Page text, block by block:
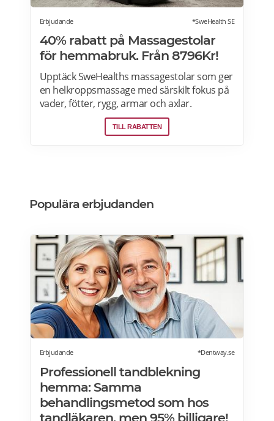
Erbjudande *SweHealth SE
40% rabatt på Massagestolar
för hemmabruk. Från 8796Kr!
Upptäck SweHealths massagestolar som ger
en helkroppsmassage med särskilt fokus på
vader, fötter, rygg, armar och axlar.
Fördelarna med att använda en massagestol
inkluderar: förbättra blodcirkulationen,
från 8796Kr. Läs mer om massagestolar på
SweHealth.se>>>
TILL RABATTEN
Populära erbjudanden
Erbjudande *Dentway.se
Professionell tandblekning
hemma: Samma
behandlingsmetod som hos
tandläkaren, men 95% billigare!